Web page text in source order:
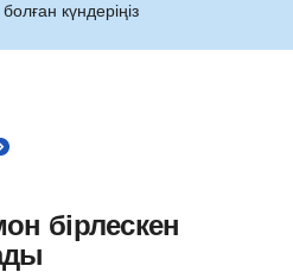
күндеріңіз
бірлескен